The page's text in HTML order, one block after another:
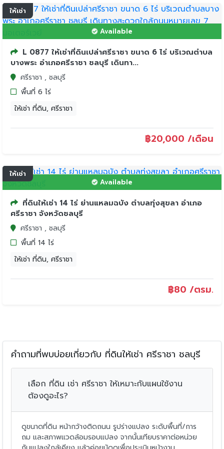
ให้เช่า
Available
L 0877 ให้เช่าที่ดินเปล่าศรีราชา ขนาด 6 ไร่ บริเวณตำบล
บางพระ อำเภอศรีราชา ชลบุรี เดินทา...
ศรีราชา , ชลบุรี
พื้นที่ 6 ไร่
ให้เช่า ที่ดิน, ศรีราชา
฿20,000 /เดือน
ให้เช่า
Available
ที่ดินให้เช่า 14 ไร่ ย่านแหลมฉบัง ตำบลทุ่งสุขลา อำเภอ
ศรีราชา จังหวัดชลบุรี
ศรีราชา , ชลบุรี
พื้นที่ 14 ไร่
ให้เช่า ที่ดิน, ศรีราชา
฿80 /ตรม.
คำถามที่พบบ่อยเกี่ยวกับ ที่ดินให้เช่า ศรีราชา ชลบุรี
เลือก ที่ดิน เช่า ศรีราชา ให้เหมาะกับแผนใช้งาน
ต้องดูอะไร?
ดูขนาดที่ดิน หน้ากว้างติดถนน รูปร่างแปลง ระดับพื้นที่/การ
ถม และสภาพแวดล้อมรอบแปลง จากนั้นเทียบราคาต่อหน่วย